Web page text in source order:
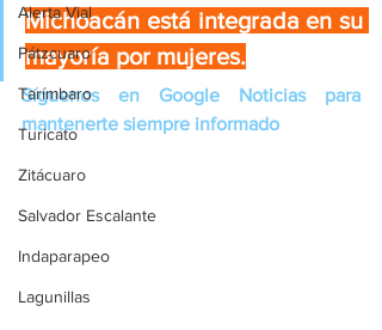
Alerta Vial
Pátzcuaro
Tarímbaro
Turicato
Zitácuaro
Salvador Escalante
Indaparapeo
Lagunillas
Michoacán está integrada en su
mayoría por mujeres.
Síguenos en Google Noticias para
mantenerte siempre informado